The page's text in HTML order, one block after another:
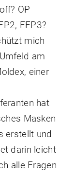
OP
FFP3?
mich
am
einer
hat
Masken
erstellt und
darin leicht
alle Fragen